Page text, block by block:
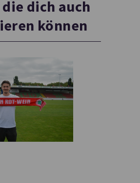
dich auch
können